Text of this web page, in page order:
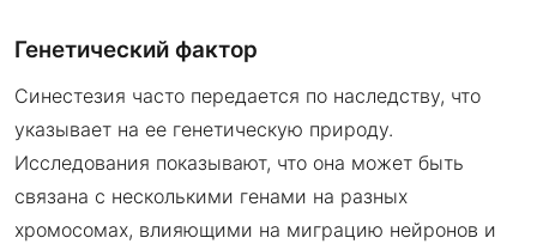
Генетический фактор
Синестезия часто передается по наследству, что
указывает на ее генетическую природу.
Исследования показывают, что она может быть
связана с несколькими генами на разных
хромосомах, влияющими на миграцию нейронов и